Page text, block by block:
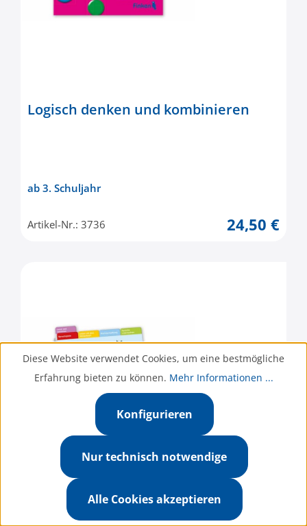
Logisch denken und kombinieren
ab 3. Schuljahr
Artikel-Nr.: 3736 24,50 €
Diese Website verwendet Cookies, um eine bestmögliche
Erfahrung bieten zu können. Mehr Informationen ...
Nur technisch notwendige
Konfigurieren
Alle Cookies akzeptieren